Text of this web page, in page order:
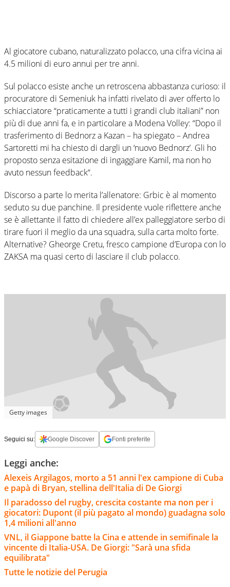
Al giocatore cubano, naturalizzato polacco, una cifra vicina ai
4.5 milioni di euro annui per tre anni.
Sul polacco esiste anche un retroscena abbastanza curioso: il
procuratore di Semeniuk ha infatti rivelato di aver offerto lo
schiacciatore “praticamente a tutti i grandi club italiani” non
più di due anni fa, e in particolare a Modena Volley: “Dopo il
trasferimento di Bednorz a Kazan – ha spiegato – Andrea
Sartoretti mi ha chiesto di dargli un ‘nuovo Bednorz’. Gli ho
proposto senza esitazione di ingaggiare Kamil, ma non ho
avuto nessun feedback“.
Discorso a parte lo merita l’allenatore: Grbic è al momento
seduto su due panchine. Il presidente vuole riflettere anche
se è allettante il fatto di chiedere all’ex palleggiatore serbo di
tirare fuori il meglio da una squadra, sulla carta molto forte.
Alternative? Gheorge Cretu, fresco campione d’Europa con lo
ZAKSA ma quasi certo di lasciare il club polacco.
Getty images
Seguici su: Google Discover Fonti preferite
Leggi anche:
Alexeis Argilagos, morto a 51 anni l'ex campione di Cuba
e papà di Bryan, stellina dell'Italia di De Giorgi
Il paradosso del rugby, crescita costante ma non per i
giocatori: Dupont (il più pagato al mondo) guadagna solo
1,4 milioni all'anno
VNL, il Giappone batte la Cina e attende in semifinale la
vincente di Italia-USA. De Giorgi: "Sarà una sfida
equilibrata"
Tutte le notizie del Perugia